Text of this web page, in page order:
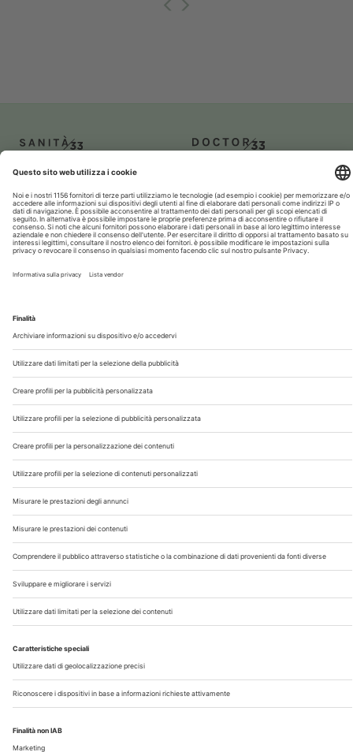
Chi Siamo
Contatti
Note Legali
Privacy
©2026 Edra S.p.a | www.edraspa.it | P.iva 08056040960
| Tel. 02/881841 | Sede legale: Viale Enrico Forlanini 21 -
20134 Milano (Italy)
Registrazione Tribunale di Milano n° 5578/2022 del